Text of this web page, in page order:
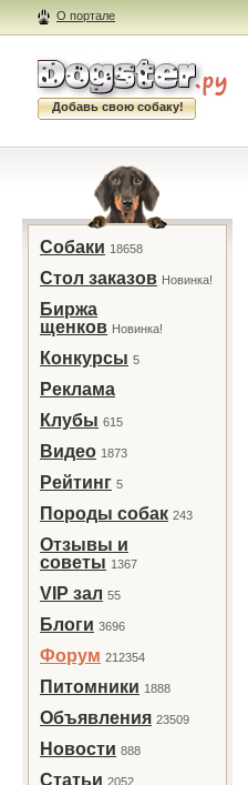
О портале
Добавь свою собаку!
Собаки 18658
Стол заказов Новинка!
Биржа
щенков Новинка!
Конкурсы 5
Реклама
Клубы 615
Видео 1873
Рейтинг 5
Породы собак 243
Отзывы и
советы 1367
VIP зал 55
Блоги 3696
Форум 212354
Питомники 1888
Объявления 23509
Новости 888
Статьи 2052